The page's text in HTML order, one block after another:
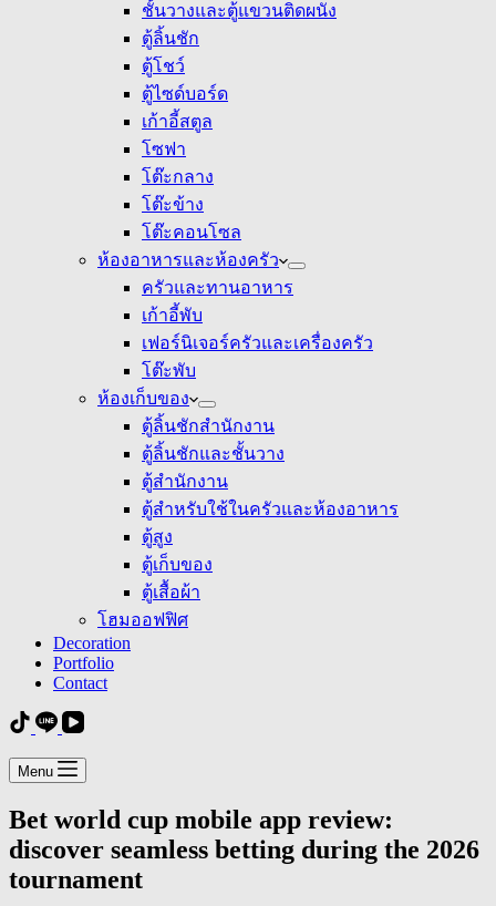
ชั้นวางและตู้แขวนติดผนัง
ตู้ลิ้นชัก
ตู้โชว์
ตู้ไซด์บอร์ด
เก้าอี้สตูล
โซฟา
โต๊ะกลาง
โต๊ะข้าง
โต๊ะคอนโซล
ห้องอาหารและห้องครัว
ครัวและทานอาหาร
เก้าอี้พับ
เฟอร์นิเจอร์ครัวและเครื่องครัว
โต๊ะพับ
ห้องเก็บของ
ตู้ลิ้นชักสำนักงาน
ตู้ลิ้นชักและชั้นวาง
ตู้สำนักงาน
ตู้สำหรับใช้ในครัวและห้องอาหาร
ตู้สูง
ตู้เก็บของ
ตู้เสื้อผ้า
โฮมออฟฟิศ
Decoration
Portfolio
Contact
Menu
Bet world cup mobile app review:
discover seamless betting during the 2026
tournament